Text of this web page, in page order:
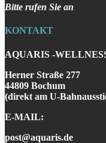
Bitte rufen Sie an
KONTAKT
AQUARIS -
Herner Straße 277
44809 Bochum
(direkt am U-
E-MAIL:
post@aquaris.de